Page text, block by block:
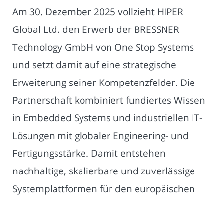
Am 30. Dezember 2025 vollzieht HIPER
Global Ltd. den Erwerb der BRESSNER
Technology GmbH von One Stop Systems
und setzt damit auf eine strategische
Erweiterung seiner Kompetenzfelder. Die
Partnerschaft kombiniert fundiertes Wissen
in Embedded Systems und industriellen IT-
Lösungen mit globaler Engineering- und
Fertigungsstärke. Damit entstehen
nachhaltige, skalierbare und zuverlässige
Systemplattformen für den europäischen